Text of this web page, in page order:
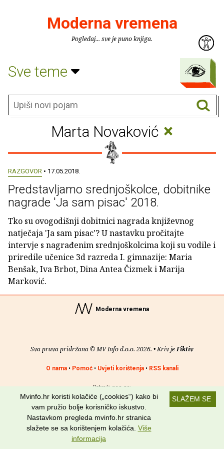
Moderna vremena
Pogledaj... sve je puno knjiga.
Sve teme
Marta Novaković ×
RAZGOVOR • 17.05.2018.
Predstavljamo srednjoškolce, dobitnike
nagrade 'Ja sam pisac' 2018.
Tko su ovogodišnji dobitnici nagrada književnog
natječaja 'Ja sam pisac'? U nastavku pročitajte
intervje s nagrađenim srednjoškolcima koji su vodile i
priredile učenice 3d razreda I. gimnazije: Maria
Benšak, Iva Brbot, Dina Antea Čizmek i Marija
Marković.
Moderna vremena
Sva prava pridržana © MV Info d.o.o. 2026. • Kriv jeFiktiv
O nama• Pomoć• Uvjeti korištenja• RSS kanali
Potraži nas na:
SLAŽEM SE
Mvinfo.hr koristi kolačiće („cookies“) kako bi
vam pružio bolje korisničko iskustvo.
Nastavkom pregleda mvinfo.hr stranica
slažete se sa korištenjem kolačića. Više
informacija